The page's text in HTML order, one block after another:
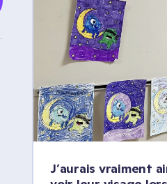
J’aurais vraiment